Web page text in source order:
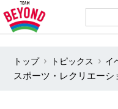
トップ トピックス
イ
スポーツ・レクリエーシ